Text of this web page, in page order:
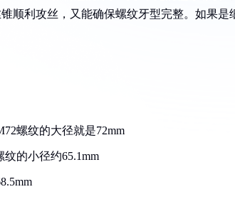
顺利攻丝，又能确保螺纹牙型完整。如果是
螺纹的大径就是72mm
纹的小径约65.1mm